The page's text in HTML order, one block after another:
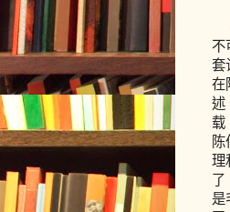
不
套
在
述
载
陈
理
了
是